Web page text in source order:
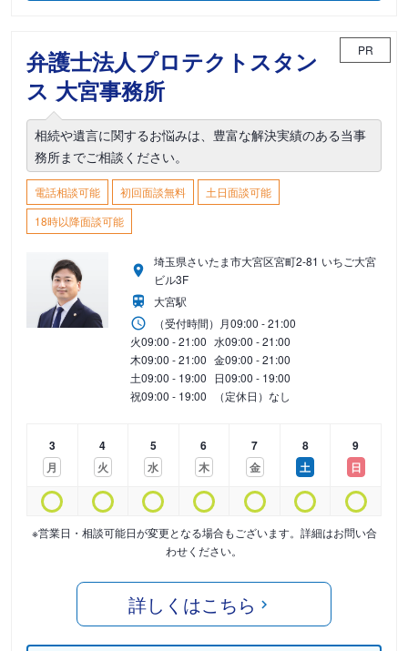
弁護士法人プロテクトスタン
ス 大宮事務所
PR
相続や遺言に関するお悩みは、豊富な解決実績のある当事
務所までご相談ください。
電話相談可能 初回面談無料
土日面談可能
18時以降面談可能
埼玉県さいたま市大宮区宮町2-81 いちご大宮
ビル3F
大宮駅
（受付時間） 月09:00 - 21:00
火09:00 - 21:00 水09:00 - 21:00
木09:00 - 21:00 金09:00 - 21:00
土09:00 - 19:00 日09:00 - 19:00
祝09:00 - 19:00 （定休日）なし
3
月
4
火
5
水
6
木
7
金
8
土
9
日
※営業日・相談可能日が変更となる場合もございます。詳細はお問い合
わせください。
詳しくはこちら